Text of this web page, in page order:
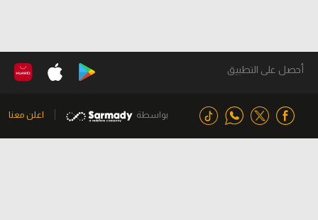
أحصل على التطبيق
بواسطة اعلن معنا